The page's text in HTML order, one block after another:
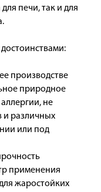
печи, так и для
производстве
природное
не
и различных
или под
применения
жаростойких